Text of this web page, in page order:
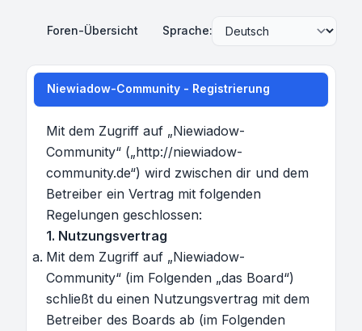
Foren-Übersicht Sprache:
Niewiadow-Community - Registrierung
Mit dem Zugriff auf „Niewiadow-
Community“ („http://niewiadow-
community.de“) wird zwischen dir und dem
Betreiber ein Vertrag mit folgenden
Regelungen geschlossen:
1. Nutzungsvertrag
Mit dem Zugriff auf „Niewiadow-
Community“ (im Folgenden „das Board“)
schließt du einen Nutzungsvertrag mit dem
Betreiber des Boards ab (im Folgenden